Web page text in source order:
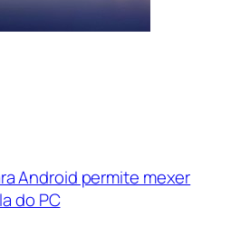
Android permite mexer
do PC